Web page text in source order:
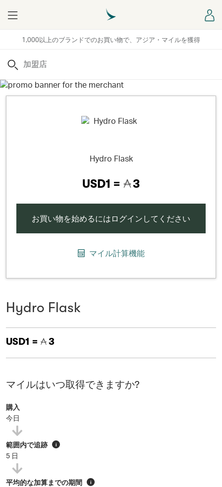
1,000以上のブランドでのお買い物で、アジア・マイルを獲得
Menu
検索
Hydro Flask
USD1 = 3
お買い物を始めるにはログインしてください
マイル計算機能
Hydro Flask
USD1 = 3
マイルはいつ取得できますか?
購入
今日
範囲内で追跡 i
5 日
平均的な加算までの期間 i